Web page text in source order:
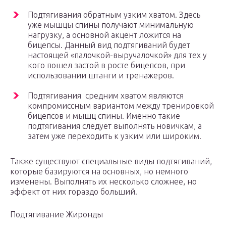
Подтягивания обратным узким хватом. Здесь
уже мышцы спины получают минимальную
нагрузку, а основной акцент ложится на
бицепсы. Данный вид подтягиваний будет
настоящей «палочкой-выручалочкой» для тех у
кого пошел застой в росте бицепсов, при
использовании штанги и тренажеров.
Подтягивания средним хватом являются
компромиссным вариантом между тренировкой
бицепсов и мышц спины. Именно такие
подтягивания следует выполнять новичкам, а
затем уже переходить к узким или широким.
Также существуют специальные виды подтягиваний,
которые базируются на основных, но немного
изменены. Выполнять их несколько сложнее, но
эффект от них гораздо больший.
Подтягивание Жиронды